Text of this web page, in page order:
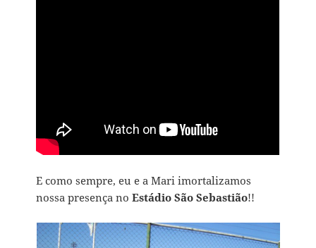
E como sempre, eu e a Mari imortalizamos
nossa presença noEstádio São Sebastião!!